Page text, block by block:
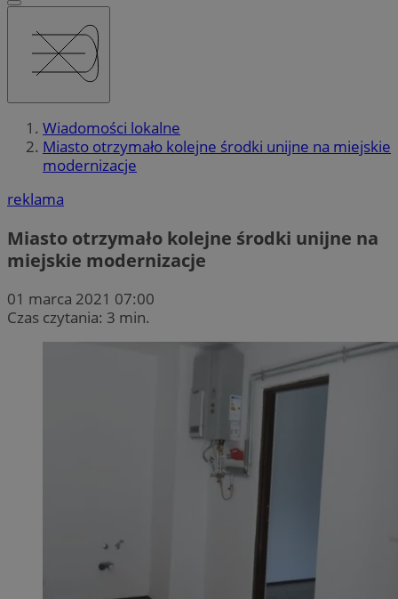
Wiadomości lokalne
Miasto otrzymało kolejne środki unijne na miejskie
modernizacje
reklama
Miasto otrzymało kolejne środki unijne na
miejskie modernizacje
01 marca 2021 07:00
Czas czytania: 3 min.